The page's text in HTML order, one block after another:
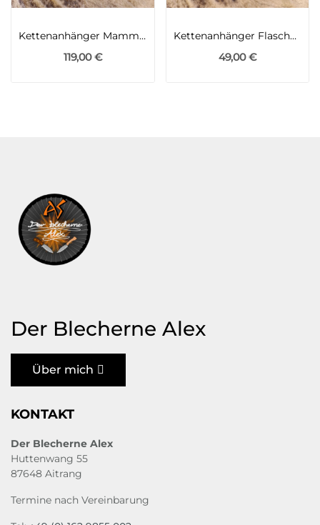
Kettenanhänger Mammutelfenbein und Goldregen
119,00 €
Kettenanhänger Flaschenbaum Queensland
49,00 €
Der Blecherne Alex
Über mich
KONTAKT
Der Blecherne Alex
Huttenwang 55
87648 Aitrang
Termine nach Vereinbarung